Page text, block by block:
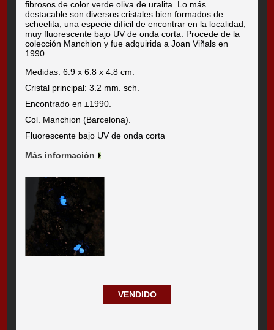
fibrosos de color verde oliva de uralita. Lo más
destacable son diversos cristales bien formados de
scheelita, una especie difícil de encontrar en la localidad,
muy fluorescente bajo UV de onda corta. Procede de la
colección Manchion y fue adquirida a Joan Viñals en
1990.
Medidas: 6.9 x 6.8 x 4.8 cm.
Cristal principal: 3.2 mm. sch.
Encontrado en ±1990.
Col. Manchion (Barcelona).
Fluorescente bajo UV de onda corta
Más información
VENDIDO